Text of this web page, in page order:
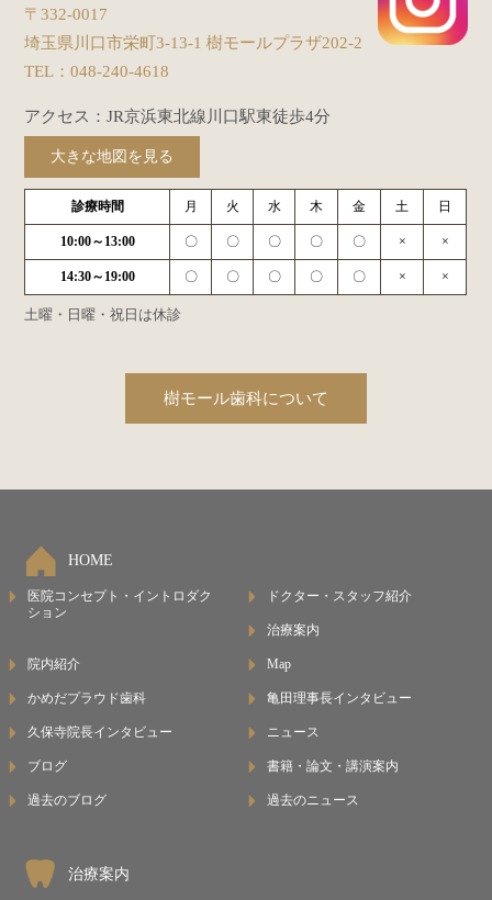
〒332-0017
埼玉県川口市栄町3-13-1 樹モールプラザ202-2
TEL：048-240-4618
アクセス：JR京浜東北線川口駅東徒歩4分
大きな地図を見る
診療時間 月 火 水 木 金 土 日
10:00～13:00 〇 〇 〇 〇 〇 × ×
14:30～19:00 〇 〇 〇 〇 〇 × ×
土曜・日曜・祝日は休診
樹モール歯科について
HOME
医院コンセプト・イントロダク
ション
ドクター・スタッフ紹介
治療案内
院内紹介 Map
かめだプラウド歯科 亀田理事長インタビュー
久保寺院長インタビュー ニュース
ブログ 書籍・論文・講演案内
過去のブログ 過去のニュース
治療案内